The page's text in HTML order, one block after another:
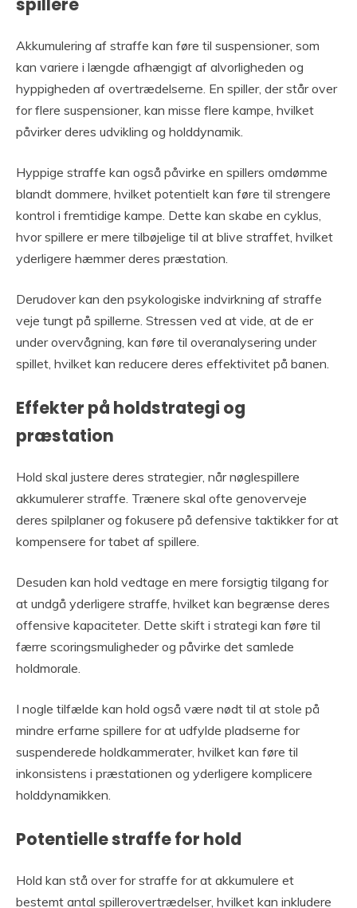
spillere
Akkumulering af straffe kan føre til suspensioner, som
kan variere i længde afhængigt af alvorligheden og
hyppigheden af overtrædelserne. En spiller, der står over
for flere suspensioner, kan misse flere kampe, hvilket
påvirker deres udvikling og holddynamik.
Hyppige straffe kan også påvirke en spillers omdømme
blandt dommere, hvilket potentielt kan føre til strengere
kontrol i fremtidige kampe. Dette kan skabe en cyklus,
hvor spillere er mere tilbøjelige til at blive straffet, hvilket
yderligere hæmmer deres præstation.
Derudover kan den psykologiske indvirkning af straffe
veje tungt på spillerne. Stressen ved at vide, at de er
under overvågning, kan føre til overanalysering under
spillet, hvilket kan reducere deres effektivitet på banen.
Effekter på holdstrategi og
præstation
Hold skal justere deres strategier, når nøglespillere
akkumulerer straffe. Trænere skal ofte genoverveje
deres spilplaner og fokusere på defensive taktikker for at
kompensere for tabet af spillere.
Desuden kan hold vedtage en mere forsigtig tilgang for
at undgå yderligere straffe, hvilket kan begrænse deres
offensive kapaciteter. Dette skift i strategi kan føre til
færre scoringsmuligheder og påvirke det samlede
holdmorale.
I nogle tilfælde kan hold også være nødt til at stole på
mindre erfarne spillere for at udfylde pladserne for
suspenderede holdkammerater, hvilket kan føre til
inkonsistens i præstationen og yderligere komplicere
holddynamikken.
Potentielle straffe for hold
Hold kan stå over for straffe for at akkumulere et
bestemt antal spillerovertrædelser, hvilket kan inkludere